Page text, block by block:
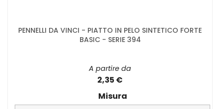
PENNELLI DA VINCI - PIATTO IN PELO SINTETICO FORTE
BASIC - SERIE 394
A partire da
2,35 €
Misura